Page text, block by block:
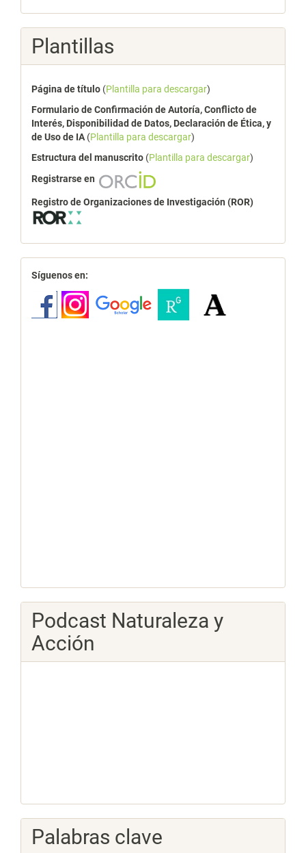
Plantillas
Página de título (Plantilla para descargar)
Formulario de Confirmación de Autoría, Conflicto de
Interés, Disponibilidad de Datos, Declaración de Ética, y
de Uso de IA (Plantilla para descargar)
Estructura del manuscrito (Plantilla para descargar)
Registrarse en
Registro de Organizaciones de Investigación (ROR)
redes
Síguenos en:
Podcast Naturaleza y
Acción
Palabras clave